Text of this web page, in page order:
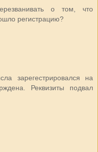
о том, что
регистрацию?
зарегестрировался на
Реквизиты подвал